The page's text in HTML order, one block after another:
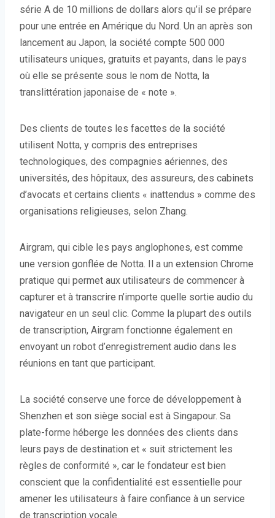
série A de 10 millions de dollars alors qu’il se prépare
pour une entrée en Amérique du Nord. Un an après son
lancement au Japon, la société compte 500 000
utilisateurs uniques, gratuits et payants, dans le pays
où elle se présente sous le nom de Notta, la
translittération japonaise de « note ».
Des clients de toutes les facettes de la société
utilisent Notta, y compris des entreprises
technologiques, des compagnies aériennes, des
universités, des hôpitaux, des assureurs, des cabinets
d’avocats et certains clients « inattendus » comme des
organisations religieuses, selon Zhang.
Airgram, qui cible les pays anglophones, est comme
une version gonflée de Notta. Il a un extension Chrome
pratique qui permet aux utilisateurs de commencer à
capturer et à transcrire n’importe quelle sortie audio du
navigateur en un seul clic. Comme la plupart des outils
de transcription, Airgram fonctionne également en
envoyant un robot d’enregistrement audio dans les
réunions en tant que participant.
La société conserve une force de développement à
Shenzhen et son siège social est à Singapour. Sa
plate-forme héberge les données des clients dans
leurs pays de destination et « suit strictement les
règles de conformité », car le fondateur est bien
conscient que la confidentialité est essentielle pour
amener les utilisateurs à faire confiance à un service
de transcription vocale.